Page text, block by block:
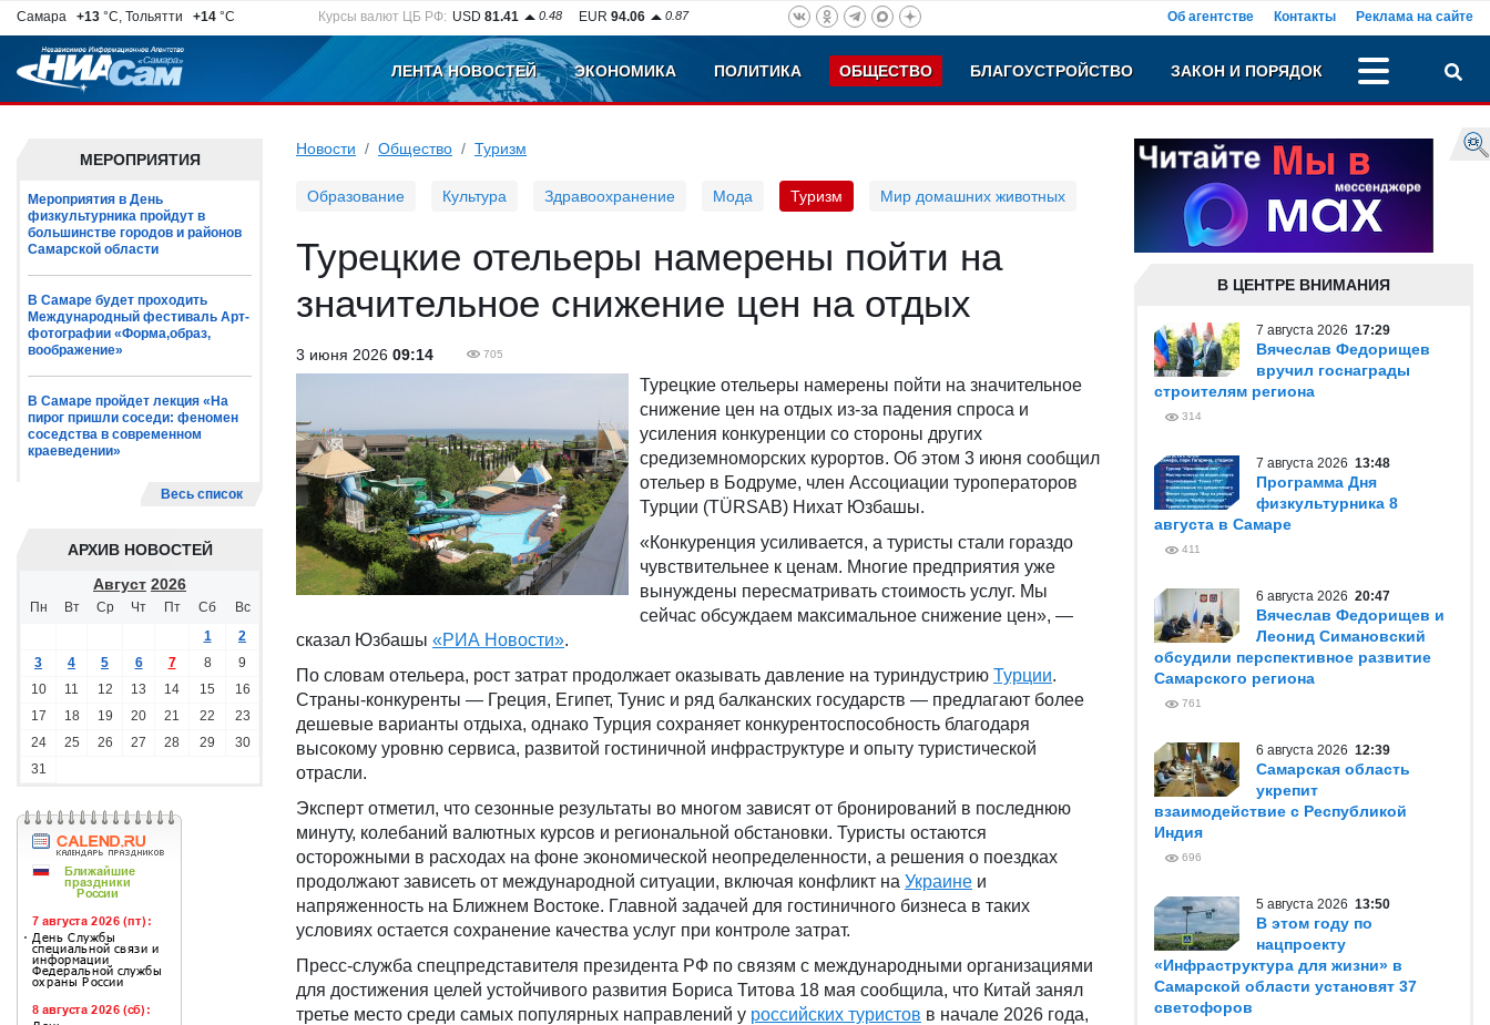
Самара +13 °C, Тольятти +14 °C Курсы валют ЦБ РФ: USD 81.41 0.48 EUR 94.06 0.87 Об агентстве Контакты Реклама на сайте
ЛЕНТА НОВОСТЕЙ ЭКОНОМИКА ПОЛИТИКА ОБЩЕСТВО БЛАГОУСТРОЙСТВО ЗАКОН И ПОРЯДОК
МЕРОПРИЯТИЯ
Мероприятия в День
физкультурника пройдут в
большинстве городов и районов
Самарской области
В Самаре будет проходить
Международный фестиваль Арт-
фотографии «Форма,образ,
воображение»
В Самаре пройдет лекция «На
пирог пришли соседи: феномен
соседства в современном
краеведении»
Весь список
АРХИВ НОВОСТЕЙ
Август 2026
Пн Вт Ср Чт Пт Сб
Вс
1
2
3
4 5 6 7 8
9
10
11 12 13 14 15
16
17
18 19 20 21 22
23
24
25 26 27 28 29
30
31
Новости Общество Туризм
Образование Культура Здравоохранение Мода Туризм Мир домашних животных
Турецкие отельеры намерены пойти на
значительное снижение цен на отдых
3 июня 2026 09:14 705
Турецкие отельеры намерены пойти на значительное
снижение цен на отдых из-за падения спроса и
усиления конкуренции со стороны других
средиземноморских курортов. Об этом 3 июня сообщил
отельер в Бодруме, член Ассоциации туроператоров
Турции (TÜRSAB) Нихат Юзбашы.
«Конкуренция усиливается, а туристы стали гораздо
чувствительнее к ценам. Многие предприятия уже
вынуждены пересматривать стоимость услуг. Мы
сейчас обсуждаем максимальное снижение цен», —
сказал Юзбашы «РИА Новости».
По словам отельера, рост затрат продолжает оказывать давление на туриндустрию Турции.
Страны-конкуренты — Греция, Египет, Тунис и ряд балканских государств — предлагают более
дешевые варианты отдыха, однако Турция сохраняет конкурентоспособность благодаря
высокому уровню сервиса, развитой гостиничной инфраструктуре и опыту туристической
отрасли.
Эксперт отметил, что сезонные результаты во многом зависят от бронирований в последнюю
минуту, колебаний валютных курсов и региональной обстановки. Туристы остаются
осторожными в расходах на фоне экономической неопределенности, а решения о поездках
продолжают зависеть от международной ситуации, включая конфликт на Украине и
напряженность на Ближнем Востоке. Главной задачей для гостиничного бизнеса в таких
условиях остается сохранение качества услуг при контроле затрат.
Пресс-служба спецпредставителя президента РФ по связям с международными организациями
для достижения целей устойчивого развития Бориса Титова 18 мая сообщила, что Китай занял
третье место среди самых популярных направлений у российских туристов в начале 2026 года,
В ЦЕНТРЕ ВНИМАНИЯ
7 августа 2026 17:29
Вячеслав Федорищев
вручил госнаграды
строителям региона
314
7 августа 2026 13:48
Программа Дня
физкультурника 8
августа в Самаре
411
6 августа 2026 20:47
Вячеслав Федорищев и
Леонид Симановский
обсудили перспективное развитие
Самарского региона
761
6 августа 2026 12:39
Самарская область
укрепит
взаимодействие с Республикой
Индия
696
5 августа 2026 13:50
В этом году по
нацпроекту
«Инфраструктура для жизни» в
Самарской области установят 37
светофоров